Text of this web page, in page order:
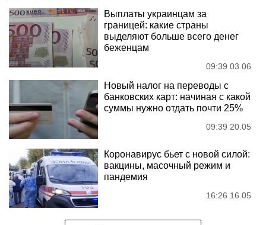
Выплаты украинцам за
границей: какие страны
выделяют больше всего денег
беженцам
09:39 03.06
Новый налог на переводы с
банковских карт: начиная с какой
суммы нужно отдать почти 25%
09:39 20.05
Коронавирус бьет с новой силой:
вакцины, масочный режим и
пандемия
16:26 16.05